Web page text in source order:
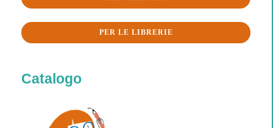
PER LE LIBRERIE
Catalogo